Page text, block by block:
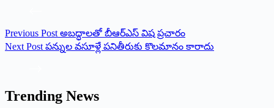
Previous Post అబద్ధాలతో బీఆర్‌ఎస్ విష‌ ప్రచారం
Next Post పన్నుల వసూళ్లే పనితీరుకు కొలమానం కారాదు
Trending News